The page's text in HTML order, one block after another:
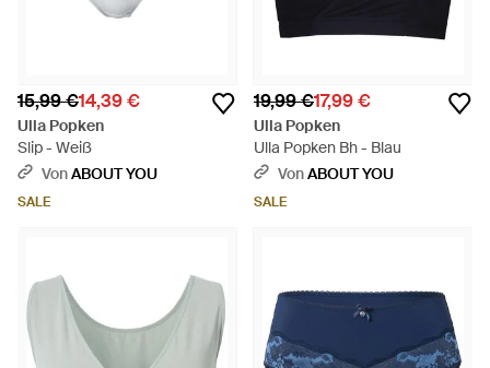
15,99 €14,39 €
Ulla Popken
Slip - Weiß
VonABOUT YOU
SALE
19,99 €17,99 €
Ulla Popken
Ulla Popken Bh - Blau
VonABOUT YOU
SALE